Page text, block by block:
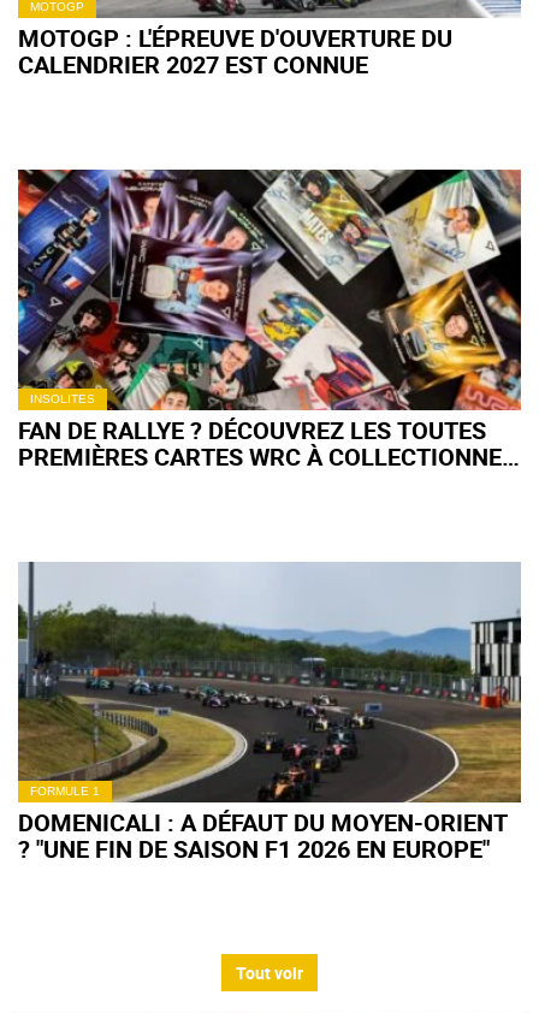
MOTOGP
MOTOGP : L'ÉPREUVE D'OUVERTURE DU
CALENDRIER 2027 EST CONNUE
INSOLITES
FAN DE RALLYE ? DÉCOUVREZ LES TOUTES
PREMIÈRES CARTES WRC À COLLECTIONNER
FORMULE 1
DOMENICALI : A DÉFAUT DU MOYEN-ORIENT
? "UNE FIN DE SAISON F1 2026 EN EUROPE"
Tout voir